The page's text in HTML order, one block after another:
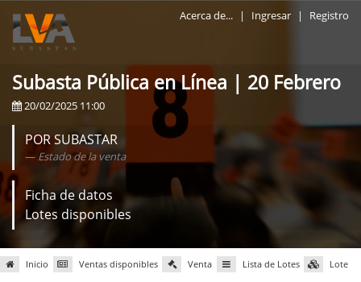
Acerca de... | Ingresar | Registro
Subasta Pública en Línea | 20 Febrero
20/02/2025 11:00
POR SUBASTAR
Estado de la venta
Ficha de datos
Lotes disponibles
Inicio Ventas disponibles Venta Lista de Lotes Lote